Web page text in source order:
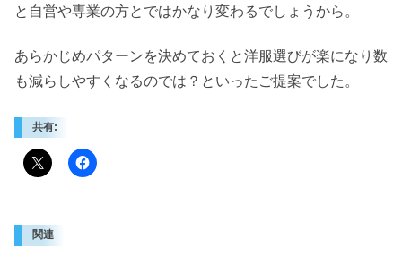
と自営や専業の方とではかなり変わるでしょうから。
あらかじめパターンを決めておくと洋服選びが楽になり数
も減らしやすくなるのでは？といったご提案でした。
共有:
関連